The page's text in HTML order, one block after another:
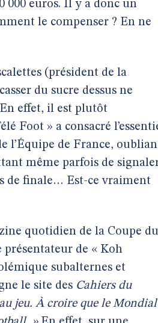
000 euros. Il y a donc un
le compenser ? En ne
(président de la
du sucre dessus ne
effet, il est plutôt
Foot » a consacré
l’Équipe de France,
même parfois de
de finale… Est-ce vraiment
quotidien de la Coupe du
présentateur de « Koh
subalternes et
le site des Cahiers du
jeu. À croire que le Mondial